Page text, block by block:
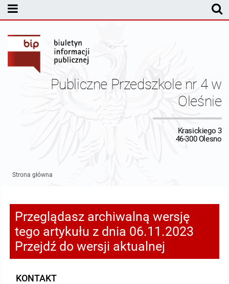
Publiczne Przedszkole nr 4 w
Oleśnie
Krasickiego 3
46-300 Olesno
Kontakt
Dane osobowe
Strona główna
Przeglądasz archiwalną wersję
tego artykułu z dnia 06.11.2023
Przejdź do wersji aktualnej
KONTAKT